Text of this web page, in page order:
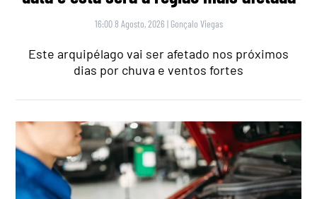
16:00 8 Agosto, 2026 | Gonçalo Viegas
Este arquipélago vai ser afetado nos próximos
dias por chuva e ventos fortes